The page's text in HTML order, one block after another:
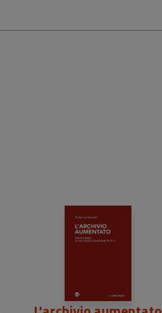
22,00 €